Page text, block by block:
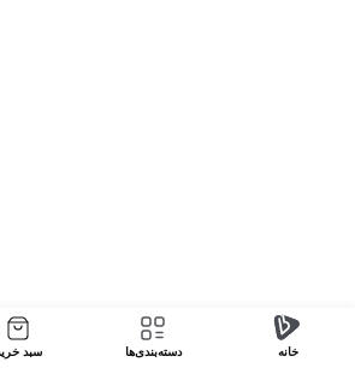
خانه دسته‌بندی‌‌ها سبد